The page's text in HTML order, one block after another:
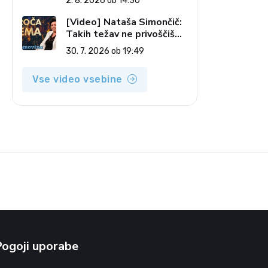
pečatov v vesolju (Vroča
tema, 2. 8. 2026)
[Video] Nataša Simončič:
Takih težav ne privoščiš
nikomur (Vroča tema, 30.
7. 2026)
30. 7. 2026 ob 19:49
Vse video vsebine
uporabe